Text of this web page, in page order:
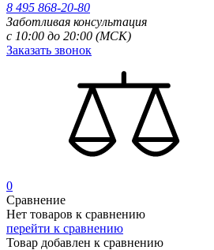
8 495 868-20-80
Заботливая консультация
с 10:00 до 20:00 (МСК)
Заказать звонок
0
Сравнение
Нет товаров к сравнению
перейти к сравнению
Товар добавлен к сравнению